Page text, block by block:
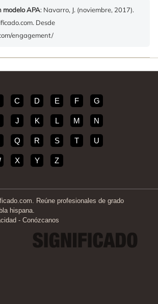
modelo APA: Navarro, J. (noviembre, 2017).
Desde
engagement/
C D E F G
J K L M N
Q R S T U
X Y Z
Reúne profesionales de grado
hispana.
- Conózcanos